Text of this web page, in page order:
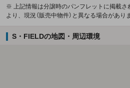
※ 上記情報は分譲時のパンフレットに掲載さ
より、現況（販売中物件）と異なる場合があり
S・FIELDの地図・周辺環境